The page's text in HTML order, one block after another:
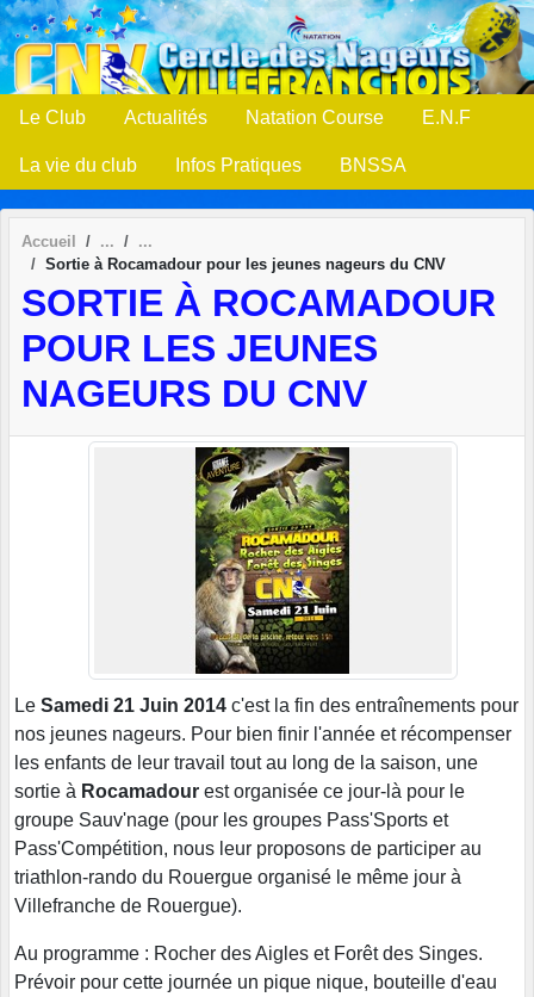
Le Club Actualités Natation Course E.N.F
La vie du club Infos Pratiques BNSSA
Accueil
Sortie à Rocamadour pour les jeunes nageurs du CNV
SORTIE À ROCAMADOUR
POUR LES JEUNES
NAGEURS DU CNV
Le Samedi 21 Juin 2014 c'est la fin des entraînements pour
nos jeunes nageurs. Pour bien finir l'année et récompenser
les enfants de leur travail tout au long de la saison, une
sortie à Rocamadour est organisée ce jour-là pour le
groupe Sauv'nage (pour les groupes Pass'Sports et
Pass'Compétition, nous leur proposons de participer au
triathlon-rando du Rouergue organisé le même jour à
Villefranche de Rouergue).
Au programme : Rocher des Aigles et Forêt des Singes.
Prévoir pour cette journée un pique nique, bouteille d'eau
Panneau de gestion des cookies